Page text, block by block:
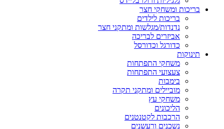
בריכות ומשחקי חצר
בריכות לילדים
נדנדות/מגלשות ומתקני חצר
אביזרים לבריכה
כדורגל וכדורסל
תינוקות
משחקי התפתחות
צעצועי התפתחות
בימבות
מוביילים ומתקני תקרה
משחקי עץ
הליכונים
הרכבות לקטנטנים
נשכנים ורעשנים